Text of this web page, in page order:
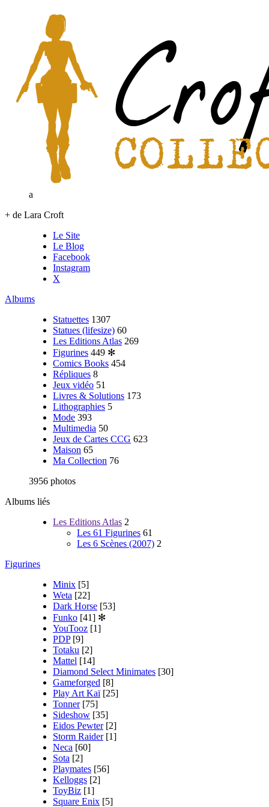
a
+ de Lara Croft
Le Site
Le Blog
Facebook
Instagram
X
Albums
Statuettes 1307
Statues (lifesize) 60
Les Editions Atlas 269
Figurines 449 ✻
Comics Books 454
Répliques 8
Jeux vidéo 51
Livres & Solutions 173
Lithographies 5
Mode 393
Multimedia 50
Jeux de Cartes CCG 623
Maison 65
Ma Collection 76
3956 photos
Albums liés
Les Editions Atlas 2
Les 61 Figurines 61
Les 6 Scènes (2007) 2
Figurines
Minix [5]
Weta [22]
Dark Horse [53]
Funko [41] ✻
YouTooz [1]
PDP [9]
Totaku [2]
Mattel [14]
Diamond Select Minimates [30]
Gameforged [8]
Play Art Kaï [25]
Tonner [75]
Sideshow [35]
Eidos Pewter [2]
Storm Raider [1]
Neca [60]
Sota [2]
Playmates [56]
Kelloggs [2]
ToyBiz [1]
Square Enix [5]